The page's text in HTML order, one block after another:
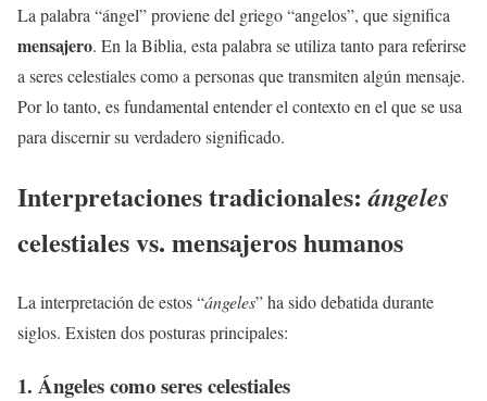
La palabra “ángel” proviene del griego “angelos”, que significa
mensajero. En la Biblia, esta palabra se utiliza tanto para referirse
a seres celestiales como a personas que transmiten algún mensaje.
Por lo tanto, es fundamental entender el contexto en el que se usa
para discernir su verdadero significado.
Interpretaciones tradicionales:ángeles
celestiales vs. mensajeroshumanos
La interpretación de estos “ángeles” ha sido debatida durante
siglos. Existen dos posturas principales:
1. Ángeles como seres celestiales